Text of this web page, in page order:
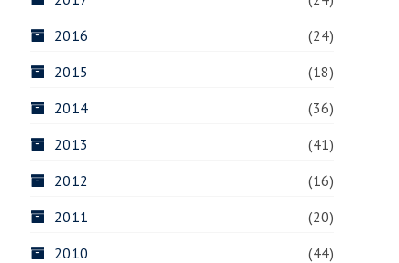
2016
(24)
2015
(18)
2014
(36)
2013
(41)
2012
(16)
2011
(20)
2010
(44)